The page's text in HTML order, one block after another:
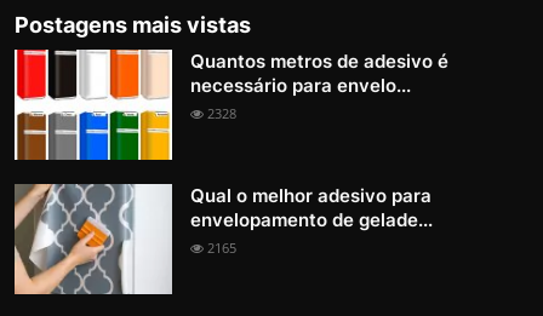
Postagens mais vistas
Quantos metros de adesivo é
necessário para envelo...
2328
Qual o melhor adesivo para
envelopamento de gelade...
2165